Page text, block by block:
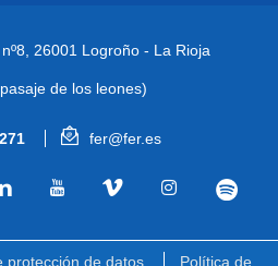
26001 Logroño - La Rioja
de los leones)
fer@fer.es
protección de datos Política de